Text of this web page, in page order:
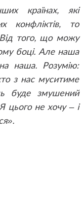
країнах, які
конфліктів, то
того, що можу
боці. Але наша
наша. Розумію:
з нас муситиме
буде змушений
цього не хочу – і